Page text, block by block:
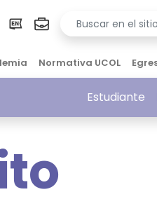
Normativa UCOL
Estudiante